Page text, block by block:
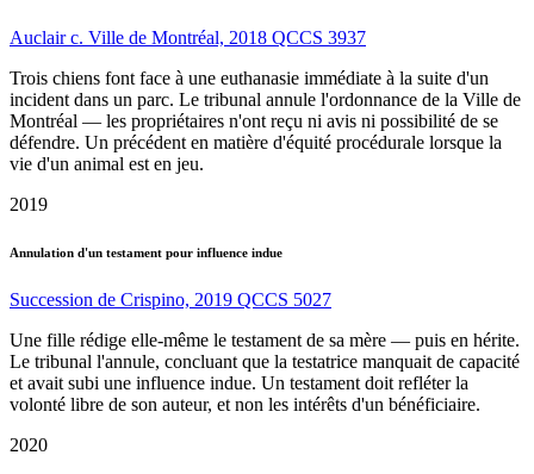
Auclair c. Ville de Montréal, 2018 QCCS 3937
Trois chiens font face à une euthanasie immédiate à la suite d'un
incident dans un parc. Le tribunal annule l'ordonnance de la Ville de
Montréal — les propriétaires n'ont reçu ni avis ni possibilité de se
défendre. Un précédent en matière d'équité procédurale lorsque la
vie d'un animal est en jeu.
2019
Annulation d'un testament pour influence indue
Succession de Crispino, 2019 QCCS 5027
Une fille rédige elle-même le testament de sa mère — puis en hérite.
Le tribunal l'annule, concluant que la testatrice manquait de capacité
et avait subi une influence indue. Un testament doit refléter la
volonté libre de son auteur, et non les intérêts d'un bénéficiaire.
2020